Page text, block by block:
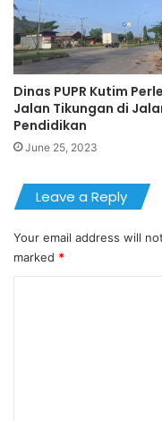
Dinas PUPR Kutim
Jalan Tikungan di
Pendidikan
June 25, 2023
Leave a Reply
Your email address will
marked *